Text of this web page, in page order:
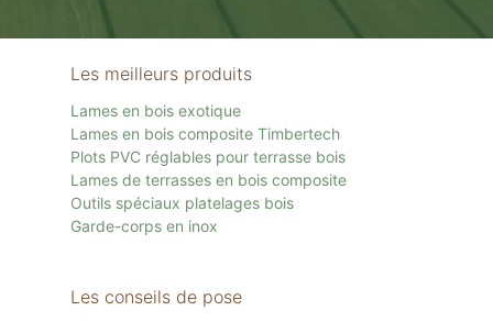
Les meilleurs produits
Lames en bois exotique
Lames en bois composite Timbertech
Plots PVC réglables pour terrasse bois
Lames de terrasses en bois composite
Outils spéciaux platelages bois
Garde-corps en inox
Les conseils de pose